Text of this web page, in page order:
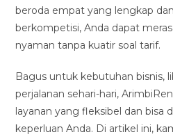
beroda empat yang lengkap
berkompetisi, Anda dapat
nyaman tanpa kuatir soal tarif.
Bagus untuk kebutuhan bisnis,
perjalanan sehari-hari,
layanan yang fleksibel dan bisa
keperluan Anda. Di artikel ini,